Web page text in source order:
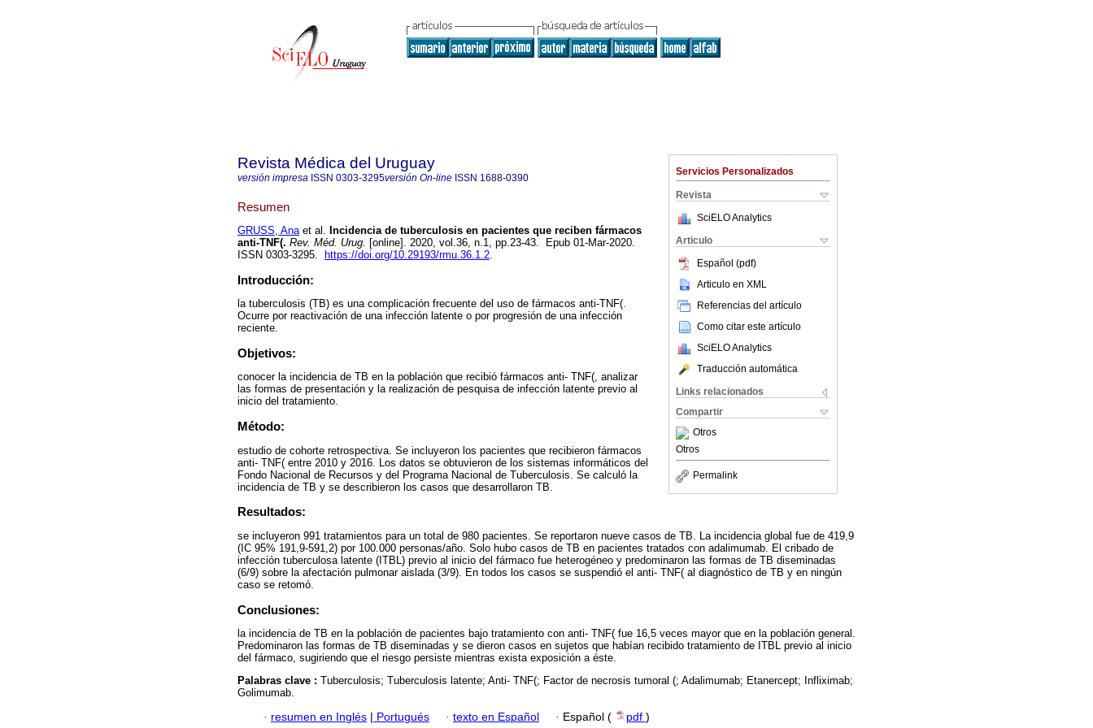
Servicios Personalizados
Revista
SciELO Analytics
Articulo
Español (pdf)
Articulo en XML
Referencias del artículo
Como citar este artículo
SciELO Analytics
Traducción automática
Links relacionados
Compartir
Otros
Otros
Permalink
Revista Médica del Uruguay
versión impresa ISSN 0303-3295versión On-line ISSN 1688-0390
Resumen
GRUSS, Anaet al. Incidencia de tuberculosis en pacientes que reciben fármacos
anti-TNF(. Rev. Méd. Urug. [online]. 2020, vol.36, n.1, pp.23-43. Epub 01-Mar-2020.
ISSN 0303-3295.
https://doi.org/10.29193/rmu.36.1.2.
Introducción:
la tuberculosis (TB) es una complicación frecuente del uso de fármacos anti-TNF(.
Ocurre por reactivación de una infección latente o por progresión de una infección
reciente.
Objetivos:
conocer la incidencia de TB en la población que recibió fármacos anti- TNF(, analizar
las formas de presentación y la realización de pesquisa de infección latente previo al
inicio del tratamiento.
Método:
estudio de cohorte retrospectiva. Se incluyeron los pacientes que recibieron fármacos
anti- TNF( entre 2010 y 2016. Los datos se obtuvieron de los sistemas informáticos del
Fondo Nacional de Recursos y del Programa Nacional de Tuberculosis. Se calculó la
incidencia de TB y se describieron los casos que desarrollaron TB.
Resultados:
se incluyeron 991 tratamientos para un total de 980 pacientes. Se reportaron nueve casos de TB. La incidencia global fue de 419,9
(IC 95% 191,9-591,2) por 100.000 personas/año. Solo hubo casos de TB en pacientes tratados con adalimumab. El cribado de
infección tuberculosa latente (ITBL) previo al inicio del fármaco fue heterogéneo y predominaron las formas de TB diseminadas
(6/9) sobre la afectación pulmonar aislada (3/9). En todos los casos se suspendió el anti- TNF( al diagnóstico de TB y en ningún
caso se retomó.
Conclusiones:
la incidencia de TB en la población de pacientes bajo tratamiento con anti- TNF( fue 16,5 veces mayor que en la población general.
Predominaron las formas de TB diseminadas y se dieron casos en sujetos que habían recibido tratamiento de ITBL previo al inicio
del fármaco, sugiriendo que el riesgo persiste mientras exista exposición a éste.
Palabras clave : Tuberculosis; Tuberculosis latente; Anti- TNF(; Factor de necrosis tumoral (; Adalimumab; Etanercept; Infliximab;
Golimumab.
· resumen en Inglés Portugués · texto en Español · Español ( pdf )